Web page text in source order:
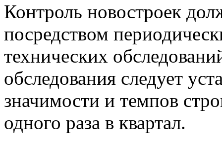
Контроль новостроек
посредством
технических
обследования следует
значимости и темпов
одного раза в квартал.